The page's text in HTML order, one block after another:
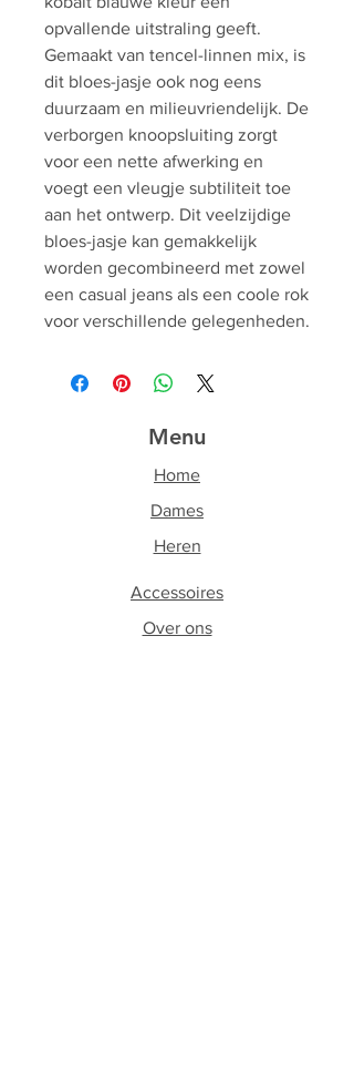
opvallende uitstraling geeft.
Gemaakt van tencel-linnen mix, is
dit bloes-jasje ook nog eens
duurzaam en milieuvriendelijk. De
verborgen knoopsluiting zorgt
voor een nette afwerking en
voegt een vleugje subtiliteit toe
aan het ontwerp. Dit veelzijdige
bloes-jasje kan gemakkelijk
worden gecombineerd met zowel
een casual jeans als een coole rok
voor verschillende gelegenheden.
Menu
Home
Dames
Heren
Accessoires
Over ons